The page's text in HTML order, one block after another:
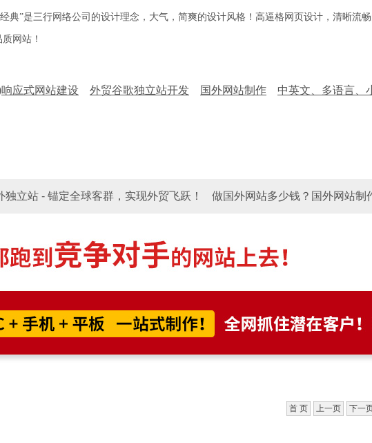
”是三行网络公司的设计理念，大气，简爽的设计风格！高逼格网页设计，清晰流
网站！
应式网站建设 外贸谷歌独立站开发 国外网站制作
中英文、多语言、
京 河南 河北 苏州 东莞 宁波 广州 厦门 青岛 天津 成都 重庆 杭州 无锡 佛山
首 页 上一页 下一